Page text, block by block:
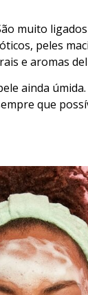
muito
peles
e aromas
ainda
que